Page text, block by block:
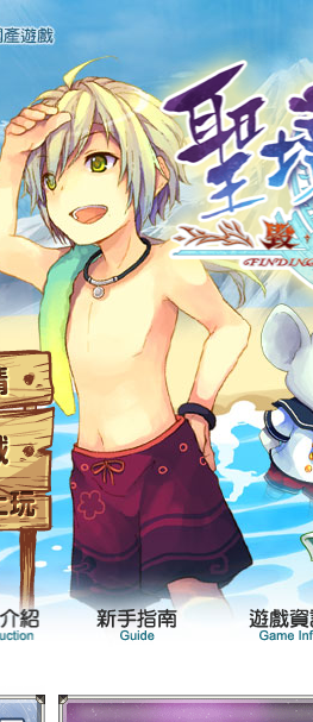
新聞專區 遊戲介紹
帳
遊
社